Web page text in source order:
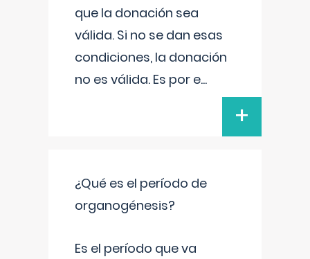
que la donación sea
válida. Si no se dan esas
condiciones, la donación
no es válida. Es por e...
+
¿Qué es el período de
organogénesis?
Es el período que va